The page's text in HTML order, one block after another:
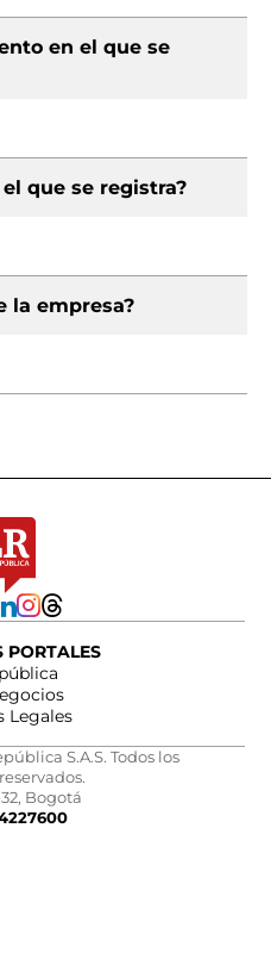
en el que se
que se registra?
la empresa?
PORTALES
Legales
S.A.S. Todos los
32, Bogotá